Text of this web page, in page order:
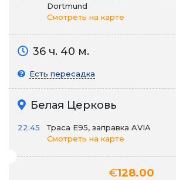
Dortmund
Смотреть на карте
36 ч. 40 м.
Есть пересадка
Белая Церковь
22:45
Траса E95, заправка AVIA
Смотреть на карте
€128.00